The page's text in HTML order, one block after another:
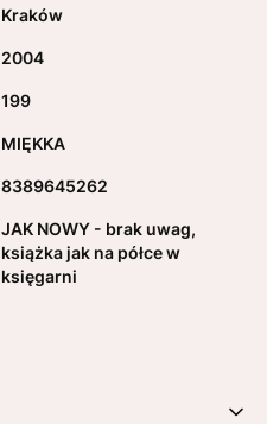
Kraków
2004
199
MIĘKKA
8389645262
JAK NOWY - brak uwag,
książka jak na półce w
księgarni